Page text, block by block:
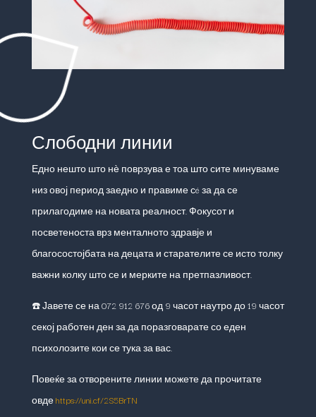
Слободни линии
Едно нешто што нѐ поврзува е тоа што сите минуваме
низ овој период заедно и правиме сé за да се
прилагодиме на новата реалност. Фокусот и
посветеноста врз менталното здравје и
благосостојбата на децата и старателите се исто толку
важни колку што се и мерките на претпазливост.
☎️ Јавете се на 072 912 676 од 9 часот наутро до 19 часот
секој работен ден за да поразговарате со еден
психолозите кои се тука за вас.
Повеќе за отворените линии можете да прочитате
овдеhttps://uni.cf/2S5BrTN